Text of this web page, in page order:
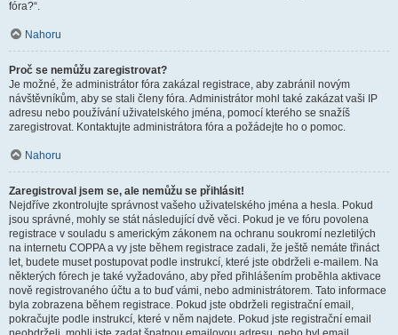
fóra?“.
Nahoru
Proč se nemůžu zaregistrovat?
Je možné, že administrátor fóra zakázal registrace, aby zabránil novým
návštěvníkům, aby se stali členy fóra. Administrátor mohl také zakázat vaši IP
adresu nebo používání uživatelského jména, pomocí kterého se snažíš
zaregistrovat. Kontaktujte administrátora fóra a požádejte ho o pomoc.
Nahoru
Zaregistroval jsem se, ale nemůžu se přihlásit!
Nejdříve zkontrolujte správnost vašeho uživatelského jména a hesla. Pokud
jsou správné, mohly se stát následující dvě věci. Pokud je ve fóru povolena
registrace v souladu s americkým zákonem na ochranu soukromí nezletilých
na internetu COPPA a vy jste během registrace zadali, že ještě nemáte třináct
let, budete muset postupovat podle instrukcí, které jste obdrželi e-mailem. Na
některých fórech je také vyžadováno, aby před přihlášením proběhla aktivace
nově registrovaného účtu a to buď vámi, nebo administrátorem. Tato informace
byla zobrazena během registrace. Pokud jste obdrželi registrační email,
pokračujte podle instrukcí, které v něm najdete. Pokud jste registrační email